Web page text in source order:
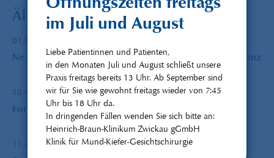
im Juli und August
Liebe Patientinnen und Patienten,
in den Monaten Juli und August schließt unsere
Praxis freitags bereits 13 Uhr. Ab September sind
wir für Sie wie gewohnt freitags wieder von 7:45
Uhr bis 18 Uhr da.
In dringenden Fällen wenden Sie sich bitte an:
Heinrich-Braun-Klinikum Zwickau gGmbH
Klinik für Mund-Kiefer-Gesichtschirurgie
Ältere Meldungen
01.Januar 2026
Neuer Look ab 2026: Unsere Praxisteam in neuem Glanz
10.Oktober 2025
Fortbildungsangebot 2026
11.April 2025